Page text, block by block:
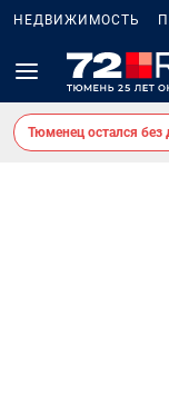
НЕДВИЖИМОСТЬ
Тюменец остался без